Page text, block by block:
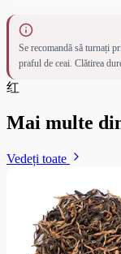
Se recomandă să turnați
praful de ceai. Clătirea
红
Mai multe
Vedeți toate